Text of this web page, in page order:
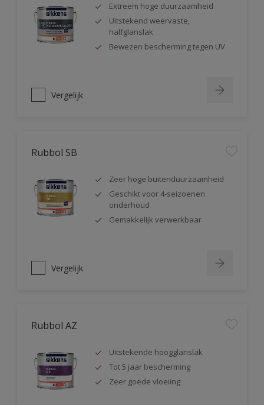
Extreem hoge duurzaamheid
Uitstekend weervaste,
halfglanslak
Bewezen bescherming tegen UV
Vergelijk
Rubbol SB
Zeer hoge buitenduurzaamheid
Geschikt voor 4-seizoenen
onderhoud
Gemakkelijk verwerkbaar
Vergelijk
Rubbol AZ
Uitstekende hoogglanslak
Tot 5 jaar bescherming
Zeer goede vloeiing